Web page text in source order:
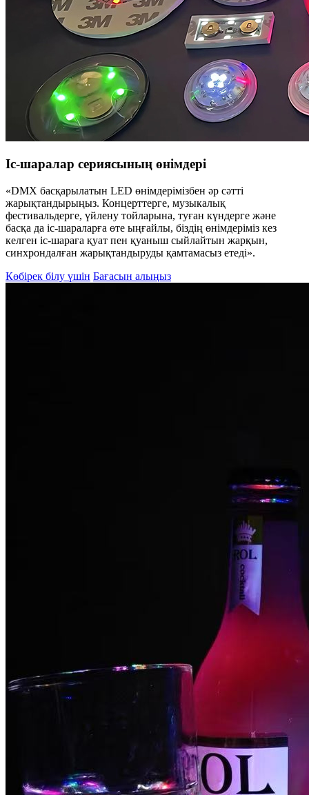
Іс-шаралар сериясының өнімдері
«DMX басқарылатын LED өнімдерімізбен әр сәтті
жарықтандырыңыз. Концерттерге, музыкалық
фестивальдерге, үйлену тойларына, туған күндерге және
басқа да іс-шараларға өте ыңғайлы, біздің өнімдеріміз кез
келген іс-шараға қуат пен қуаныш сыйлайтын жарқын,
синхрондалған жарықтандыруды қамтамасыз етеді».
Көбірек білу үшін Бағасын алыңыз